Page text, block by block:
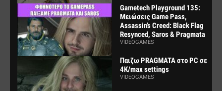
Gametech Playground 135:
Μειώσεις Game Pass,
Assassin’s Creed: Black Flag
Resynced, Saros & Pragmata
VIDEOGAMES
Παιζω PRAGMATA στο PC σε
4K/max settings
VIDEOGAMES